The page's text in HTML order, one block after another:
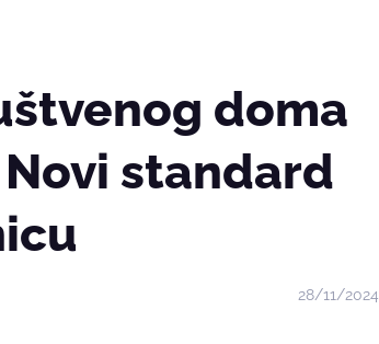
doma
standard
28/11/2024